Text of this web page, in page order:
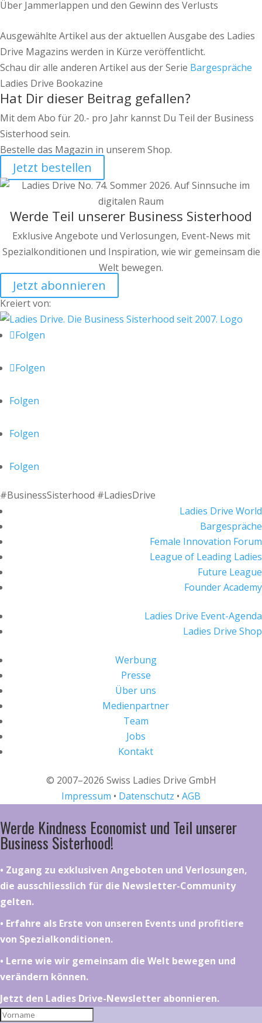
Über Jammerlappen und den Gewinn des Verlusts
Ausgewählte Artikel aus der aktuellen Ausgabe des Ladies
Drive Magazins werden in Kürze veröffentlicht.
Schau dir alle anderen Artikel aus der Serie Bargespräche
Ladies Drive Bookazine
Hat Dir dieser Beitrag gefallen?
Mit dem Abo für 20.- pro Jahr kannst Du Teil der Business
Sisterhood sein.
Bestelle das Magazin in unserem Shop.
Jetzt bestellen
Werde Teil unserer Business Sisterhood
Exklusive Angebote und Verlosungen, Event-News mit
Spezialkonditionen und Inspiration, wie wir gemeinsam die
Welt bewegen.
Jetzt abonnieren
Kreiert von:
Folgen
Folgen
Folgen
Folgen
Folgen
#BusinessSisterhood #LadiesDrive
Ladies Drive World
Bargespräche
Female Innovation Forum
League of Leading Ladies
Future League
Founder Academy
Ladies Drive Event-Agenda
Ladies Drive Shop
Werbung
Presse
Über uns
Medienpartner
Team
Jobs
Kontakt
© 2007–2026 Swiss Ladies Drive GmbH
Impressum • Datenschutz • AGB
Werde Kindness Economist und Teil unserer
Business Sisterhood!
•⁠ ⁠⁠Zugang zu exklusiven Angeboten und Verlosungen,
die ausschliesslich für die Newsletter-Community
gelten.
•⁠ ⁠⁠Erfahre als Erste von unseren Events und profitiere
von Spezialkonditionen.
•⁠ ⁠⁠Lerne wie wir gemeinsam die Welt bewegen und
verändern können.
Jetzt den Ladies Drive-Newsletter abonnieren.